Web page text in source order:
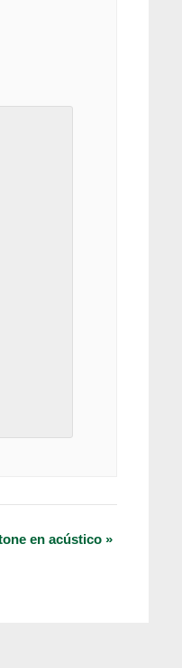
en acústico »